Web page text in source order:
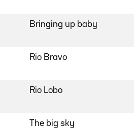
Bringing up baby
Rio Bravo
Rio Lobo
The big sky